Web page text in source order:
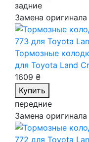
задние
Замена оригинала
Тормозные
для Toyota Land
1609 ₴
Купить
передние
Замена оригинала